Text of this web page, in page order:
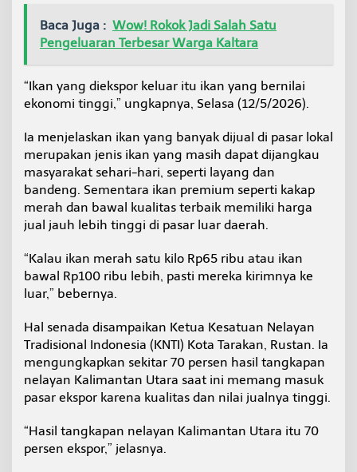
Baca Juga : Wow! Rokok Jadi Salah Satu
Pengeluaran Terbesar Warga Kaltara
“Ikan yang diekspor keluar itu ikan yang bernilai
ekonomi tinggi,” ungkapnya, Selasa (12/5/2026).
Ia menjelaskan ikan yang banyak dijual di pasar lokal
merupakan jenis ikan yang masih dapat dijangkau
masyarakat sehari-hari, seperti layang dan
bandeng. Sementara ikan premium seperti kakap
merah dan bawal kualitas terbaik memiliki harga
jual jauh lebih tinggi di pasar luar daerah.
“Kalau ikan merah satu kilo Rp65 ribu atau ikan
bawal Rp100 ribu lebih, pasti mereka kirimnya ke
luar,” bebernya.
Hal senada disampaikan Ketua Kesatuan Nelayan
Tradisional Indonesia (KNTI) Kota Tarakan, Rustan. Ia
mengungkapkan sekitar 70 persen hasil tangkapan
nelayan Kalimantan Utara saat ini memang masuk
pasar ekspor karena kualitas dan nilai jualnya tinggi.
“Hasil tangkapan nelayan Kalimantan Utara itu 70
persen ekspor,” jelasnya.